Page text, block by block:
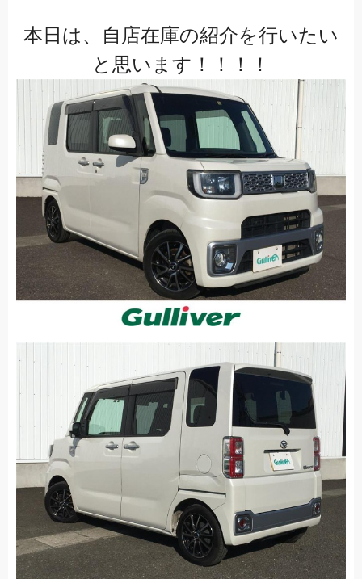
本日は、自店在庫の紹介を行いたい
と思います！！！！